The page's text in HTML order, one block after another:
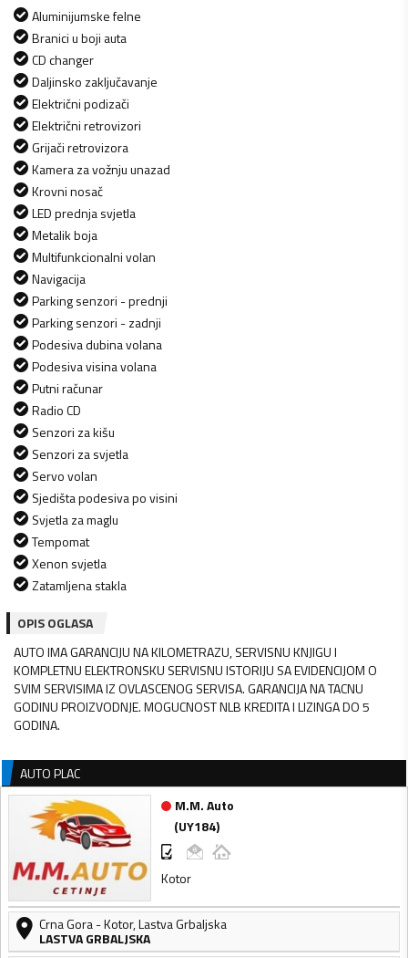
Aluminijumske felne
Branici u boji auta
CD changer
Daljinsko zaključavanje
Električni podizači
Električni retrovizori
Grijači retrovizora
Kamera za vožnju unazad
Krovni nosač
LED prednja svjetla
Metalik boja
Multifunkcionalni volan
Navigacija
Parking senzori - prednji
Parking senzori - zadnji
Podesiva dubina volana
Podesiva visina volana
Putni računar
Radio CD
Senzori za kišu
Senzori za svjetla
Servo volan
Sjedišta podesiva po visini
Svjetla za maglu
Tempomat
Xenon svjetla
Zatamljena stakla
OPIS OGLASA
AUTO IMA GARANCIJU NA KILOMETRAZU, SERVISNU KNJIGU I
KOMPLETNU ELEKTRONSKU SERVISNU ISTORIJU SA EVIDENCIJOM O
SVIM SERVISIMA IZ OVLASCENOG SERVISA. GARANCIJA NA TACNU
GODINU PROIZVODNJE. MOGUCNOST NLB KREDITA I LIZINGA DO 5
GODINA.
AUTO PLAC
M.M. Auto
(UY184)
Kotor
Crna Gora-Kotor,Lastva Grbaljska
LASTVA GRBALJSKA